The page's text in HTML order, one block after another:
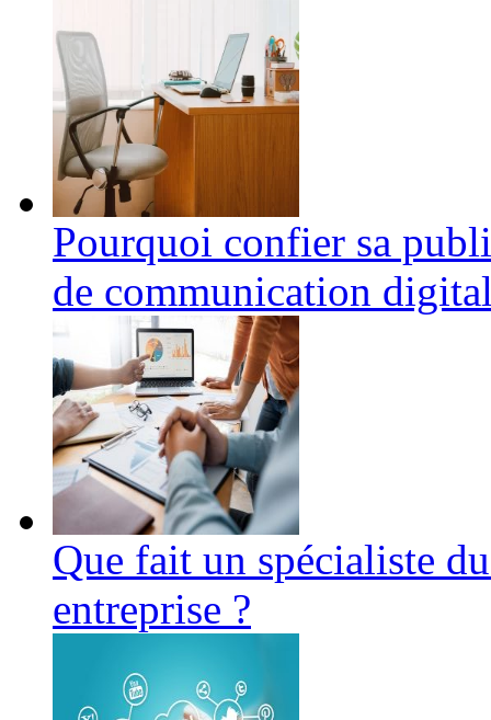
Pourquoi confier sa
de communication
Que fait un spécialiste
entreprise ?